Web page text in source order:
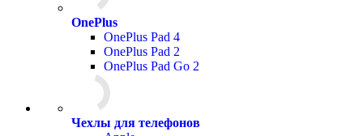
OnePlus
OnePlus Pad 4
OnePlus Pad 2
OnePlus Pad Go 2
Чехлы для телефонов